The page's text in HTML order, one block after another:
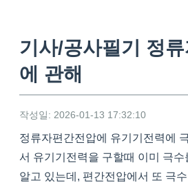
기사/공사필기 정
에 관해
작성일: 2026-01-13 17:32:10
정류자편간전압에 유기기전력에
서 유기기전력을 구할때 이미 극
알고 있는데, 편간전압에서 또 극